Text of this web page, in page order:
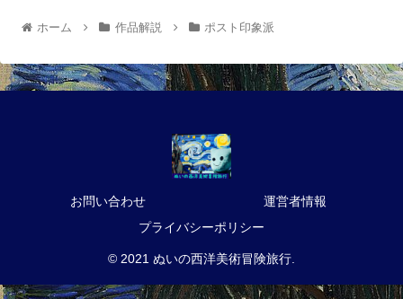
ホーム 作品解説 ポスト印象派
お問い合わせ
運営者情報
プライバシーポリシー
© 2021 ぬいの西洋美術冒険旅行.